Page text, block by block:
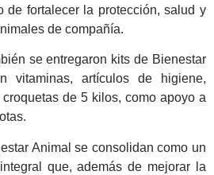
de fortalecer la protección, salud y
de compañía.
se entregaron kits de Bienestar
vitaminas, artículos de higiene,
de 5 kilos, como apoyo a
Animal se consolidan como un
que, además de mejorar la